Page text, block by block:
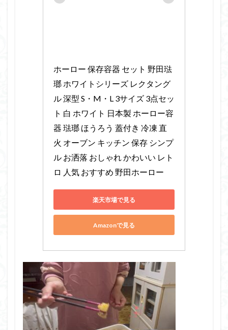
ホーロー 保存容器 セット 野田琺
瑯 ホワイトシリーズ レクタング
ル 深型 S・M・L 3サイズ 3点セッ
ト 白 ホワイト 日本製 ホーロー容
器 琺瑯 ほうろう 蓋付き 冷凍 直
火 オーブン キッチン 保存 シンプ
ル お洒落 おしゃれ かわいい レト
ロ 人気 おすすめ 野田ホーロー
楽天市場で見る
Amazonで見る